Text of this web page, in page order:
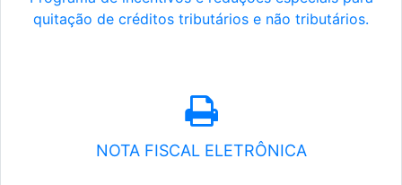
quitação de créditos tributários e não tributários.
NOTA FISCAL ELETRÔNICA